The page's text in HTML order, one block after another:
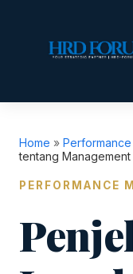
Home »
tentang
PERFORMANCE